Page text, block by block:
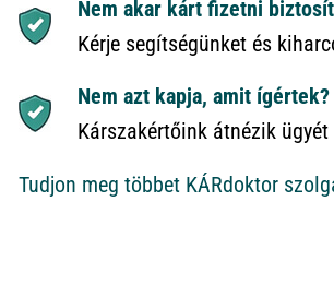
Nem akar kárt fizetni
Kérje segítségünket és
Nem azt kapja, amit ígértek?
Kárszakértőink átnézik
Tudjon meg többet KÁRdoktor